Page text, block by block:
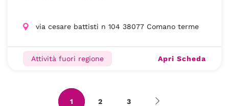
via cesare battisti n 104 38077 Comano terme
Attività fuori regione Apri Scheda
1 2 3